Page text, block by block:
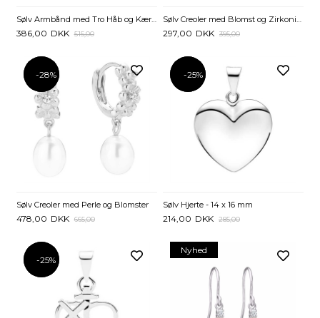
Sølv Armbånd med Tro Håb og Kærlighed - 17 til 19 cm
386,00 DKK 515,00 297,00 DKK 395,00
-28%
-28%
Sølv Creoler med Perle og Blomster
478,00 DKK 665,00
-25%
-25%
Sølv Hjerte - 14 x 16 mm
214,00 DKK 285,00
-25%
-25%
Nyhed